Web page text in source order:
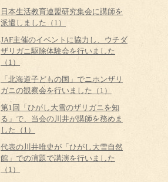
日本生活教育連盟研究集会に講師を
派遣しました（1）
JAF主催のイベントに協力し、ウチダ
ザリガニ駆除体験会を行いました
（1）
「北海道子どもの国」でニホンザリ
ガニの観察会を行いました（1）
第1回「ひがし大雪のザリガニを知
る」で、当会の川井が講師を務めま
した（1）
代表の川井唯史が「ひがし大雪自然
館」での演題で講演を行いました
（1）